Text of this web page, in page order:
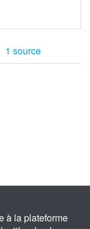
1 source
à la plateforme